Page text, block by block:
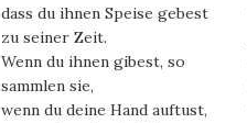
dass du ihnen Speise gebest
zu seiner Zeit.
Wenn du ihnen gibest, so
sammlen sie,
wenn du deine Hand auftust,